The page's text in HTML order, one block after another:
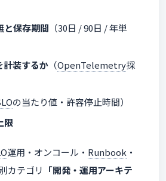
と保存期間 （30日 / 90日 / 年単
計装するか （OpenTelemetry採
の当たり値・許容停止時間）
限
運用・オンコール・ Runbook ・
カテゴリ 「開発・運用アーキテ